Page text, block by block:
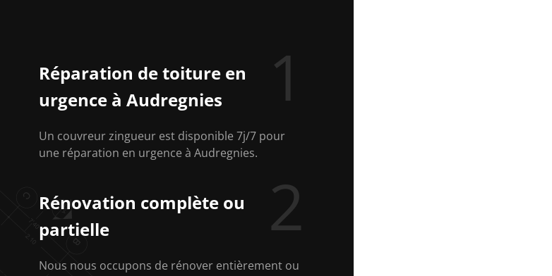
Réparation de toiture en
urgence à Audregnies
1
Un couvreur zingueur est disponible 7j/7 pour
une réparation en urgence à Audregnies.
Rénovation complète ou
partielle
2
Nous nous occupons de rénover entièrement ou